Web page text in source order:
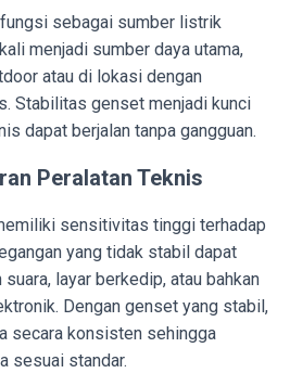
sebagai sumber listrik
menjadi sumber daya utama,
atau di lokasi dengan
Stabilitas genset menjadi kunci
dapat berjalan tanpa gangguan.
Peralatan Teknis
sensitivitas tinggi terhadap
yang tidak stabil dapat
layar berkedip, atau bahkan
Dengan genset yang stabil,
secara konsisten sehingga
sesuai standar.